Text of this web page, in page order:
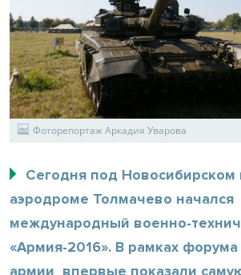
Фоторепортаж Аркадия Уварова
Сегодня под Новосибирском
аэродроме Толмачево начался
международный военно-
«Армия-2016». В рамках
армии впервые показали